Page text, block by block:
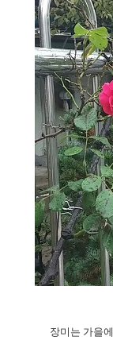
장미는 가을